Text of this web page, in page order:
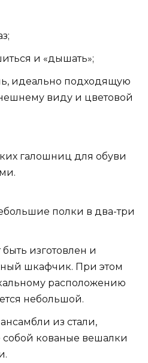
и «дышать»;
идеально подходящую
виду и цветовой
галошниц для обуви
полки в два-три
изготовлен и
шкафчик. При этом
расположению
небольшой.
из стали,
кованые вешалки